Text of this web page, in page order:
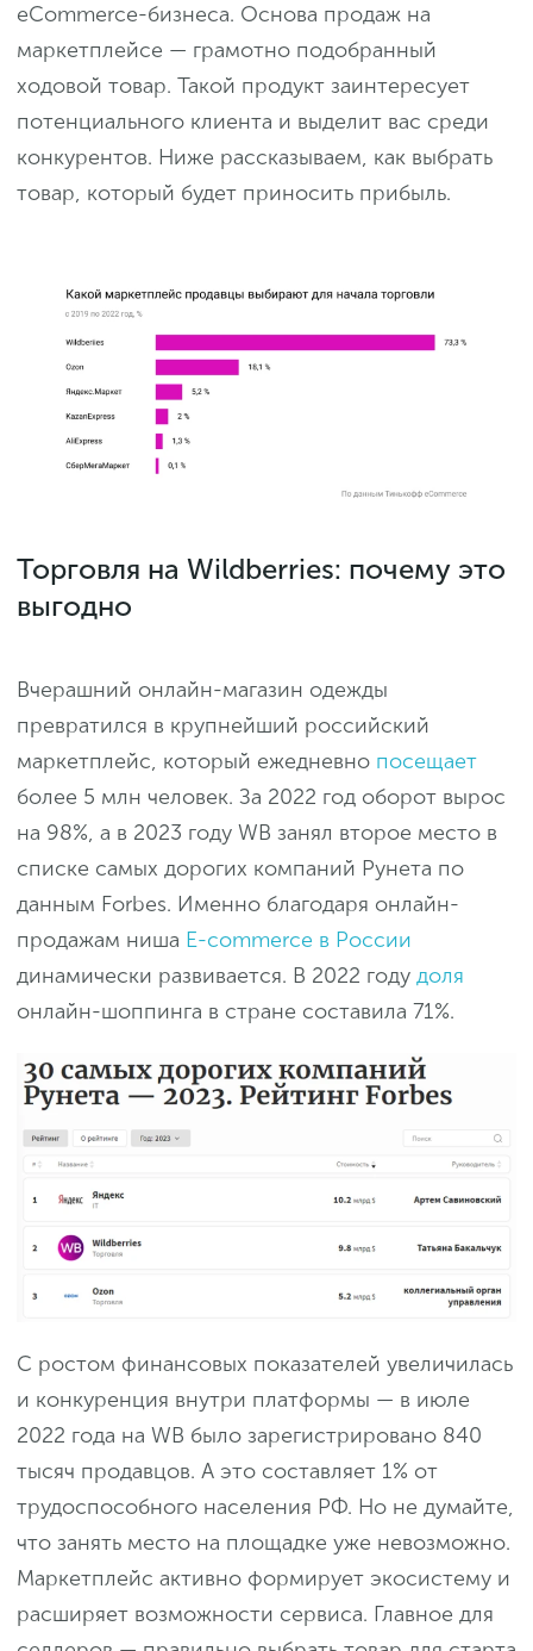
eCommerce-бизнеса. Основа продаж на
маркетплейсе — грамотно подобранный
ходовой товар. Такой продукт заинтересует
потенциального клиента и выделит вас среди
конкурентов. Ниже рассказываем, как выбрать
товар, который будет приносить прибыль.
Торговля на Wildberries: почему это
выгодно
Вчерашний онлайн-магазин одежды
превратился в крупнейший российский
маркетплейс, который ежедневно посещает
более 5 млн человек. За 2022 год оборот вырос
на 98%, а в 2023 году WB занял второе место в
списке самых дорогих компаний Рунета по
данным Forbes. Именно благодаря онлайн-
продажам ниша E-commerce в России
динамически развивается. В 2022 году доля
онлайн-шоппинга в стране составила 71%.
С ростом финансовых показателей увеличилась
и конкуренция внутри платформы — в июле
2022 года на WB было зарегистрировано 840
тысяч продавцов. А это составляет 1% от
трудоспособного населения РФ. Но не думайте,
что занять место на площадке уже невозможно.
Маркетплейс активно формирует экосистему и
расширяет возможности сервиса. Главное для